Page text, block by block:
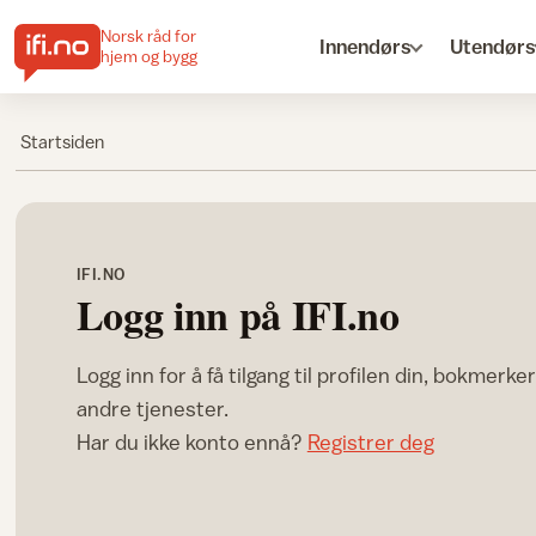
Norsk råd for
hjem og bygg
Innendørs Utendørs
Startsiden
IFI.NO
Logg inn på IFI.no
Logg inn for å få tilgang til profilen din,
andre tjenester.
Har du ikke konto ennå? Registrer deg